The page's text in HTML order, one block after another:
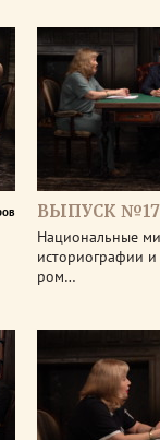
ВЫПУСК
Национальные
историографии
ром…